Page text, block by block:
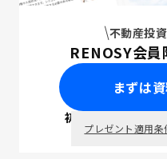
不動産投
RENOSY会員
まずは
初回面談で
プレゼント適用条